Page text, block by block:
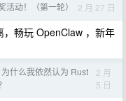
活动！（第一轮） 2 月 27 日
畅玩 OpenClaw ，新年
什么我依然认为 Rust
2 月
5 日